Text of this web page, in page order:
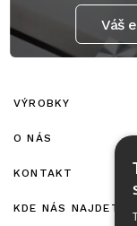
Váš
VÝROBKY
O NÁS
KONTAKT
KDE NÁS NAJDETE